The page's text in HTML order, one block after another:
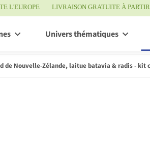
L'EUROPE LIVRAISON GRATUITE À
Univers thématiques
de Nouvelle-Zélande, laitue batavia & radis - kit